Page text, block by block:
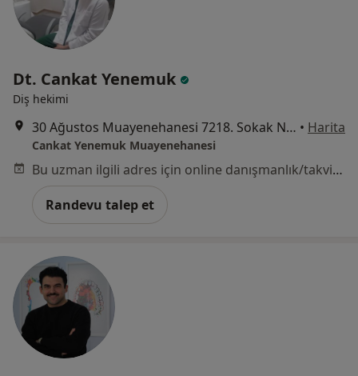
Dt. Cankat Yenemuk
Diş hekimi
30 Ağustos Muayenehanesi 7218. Sokak No:1/2, İzmir • Harita
Cankat Yenemuk Muayenehanesi
Bu uzman ilgili adres için online danışmanlık/takvim sunmuyor.
Randevu talep et